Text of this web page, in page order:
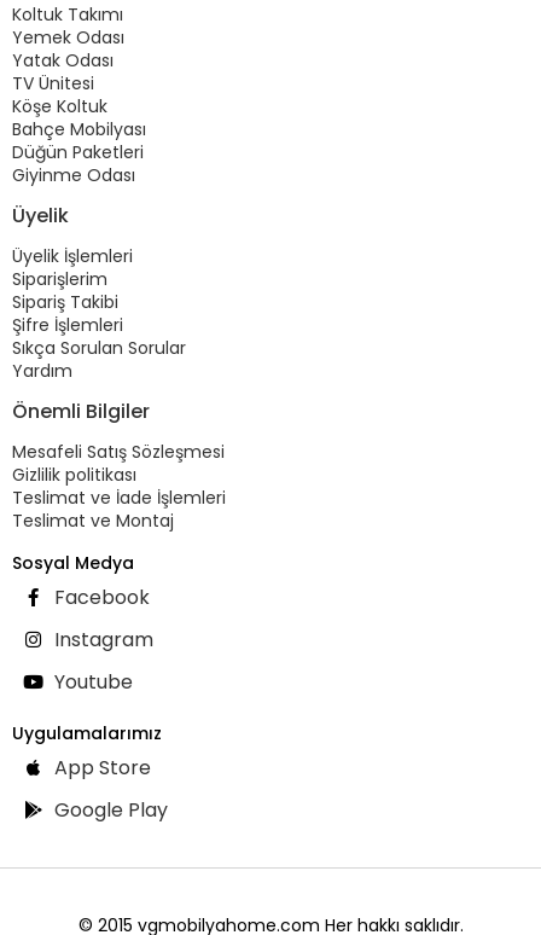
Koltuk Takımı
Yemek Odası
Yatak Odası
TV Ünitesi
Köşe Koltuk
Bahçe Mobilyası
Düğün Paketleri
Giyinme Odası
Üyelik
Üyelik İşlemleri
Siparişlerim
Sipariş Takibi
Şifre İşlemleri
Sıkça Sorulan Sorular
Yardım
Önemli Bilgiler
Mesafeli Satış Sözleşmesi
Gizlilik politikası
Teslimat ve İade İşlemleri
Teslimat ve Montaj
Sosyal Medya
Facebook
Instagram
Youtube
Uygulamalarımız
App Store
Google Play
© 2015 vgmobilyahome.com Her hakkı saklıdır.